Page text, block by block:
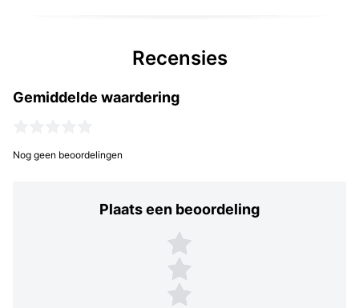
Recensies
Gemiddelde waardering
Nog geen beoordelingen
Plaats een beoordeling
Plaats een beoordeling
5 sterren
4 sterren
3 sterren